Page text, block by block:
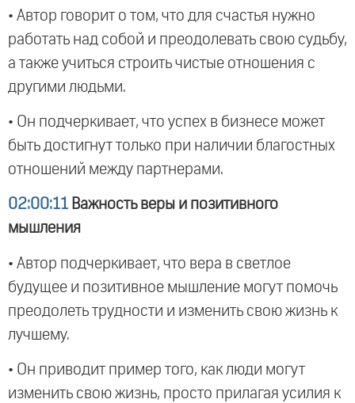
• Автор говорит о том, что для счастья нужно
работать над собой и преодолевать свою судьбу,
а также учиться строить чистые отношения с
другими людьми.
• Он подчеркивает, что успех в бизнесе может
быть достигнут только при наличии благостных
отношений между партнерами.
02:00:11 Важность веры и позитивного
мышления
• Автор подчеркивает, что вера в светлое
будущее и позитивное мышление могут помочь
преодолеть трудности и изменить свою жизнь к
лучшему.
• Он приводит пример того, как люди могут
изменить свою жизнь, просто прилагая усилия к